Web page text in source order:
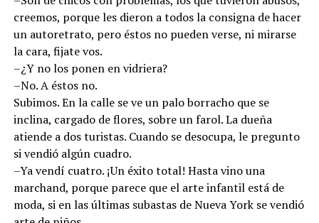
creemos, porque les dieron a todos la consigna de hacer
un autoretrato, pero éstos no pueden verse, ni mirarse
la cara, fijate vos.
–¿Y no los ponen en vidriera?
–No. A éstos no.
Subimos. En la calle se ve un palo borracho que se
inclina, cargado de flores, sobre un farol. La dueña
atiende a dos turistas. Cuando se desocupa, le pregunto
si vendió algún cuadro.
–Ya vendí cuatro. ¡Un éxito total! Hasta vino una
marchand, porque parece que el arte infantil está de
moda, si en las últimas subastas de Nueva York se vendió